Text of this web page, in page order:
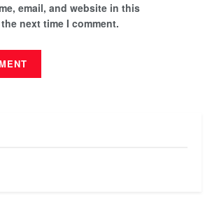
email, and website in this
next time I comment.